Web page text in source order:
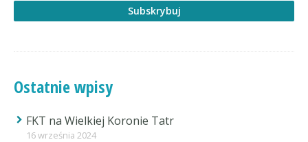
Ostatnie wpisy
FKT na Wielkiej Koronie Tatr
16 września 2024